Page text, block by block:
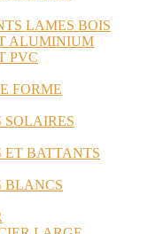
LAMES BOIS
ALUMINIUM
PVC
FORME
BATTANTS
BLANCS